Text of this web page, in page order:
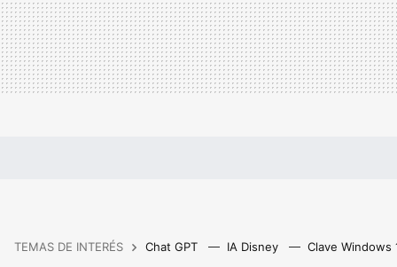
TEMAS DE INTERÉS Chat GPT IA Disney Clave Windows